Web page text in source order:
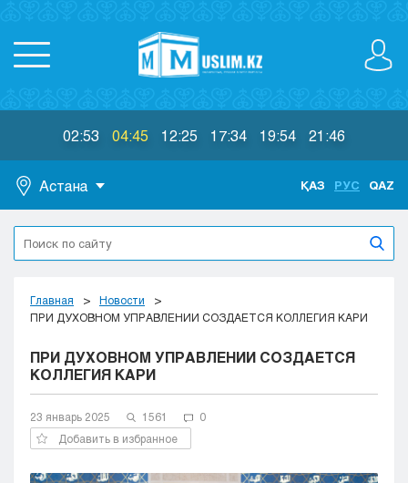
02:53 04:45 12:25 17:34 19:54 21:46
Астана
Астана
Алматы
Актобе
Атырау
Караганда
Кокшетау
Кызылорда
Павлодар
ҚАЗ РУС QAZ
Главная
Новости
ПРИ ДУХОВНОМ УПРАВЛЕНИИ СОЗДАЕТСЯ КОЛЛЕГИЯ КАРИ
ПРИ ДУХОВНОМ УПРАВЛЕНИИ СОЗДАЕТСЯ
КОЛЛЕГИЯ КАРИ
23 январь 2025 1561
0
Добавить в избранное